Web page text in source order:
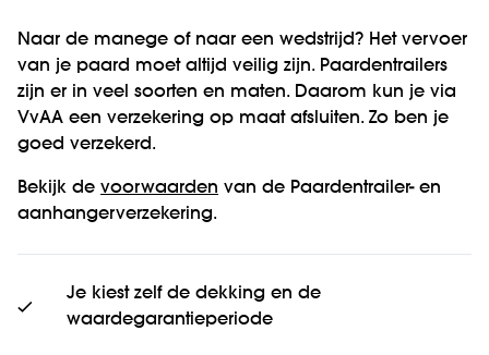
Naar de manege of naar een wedstrijd? Het vervoer
van je paard moet altijd veilig zijn. Paardentrailers
zijn er in veel soorten en maten. Daarom kun je via
VvAA een verzekering op maat afsluiten. Zo ben je
goed verzekerd.
Bekijk de voorwaarden van de Paardentrailer- en
aanhangerverzekering.
Je kiest zelf de dekking en de
waardegarantieperiode